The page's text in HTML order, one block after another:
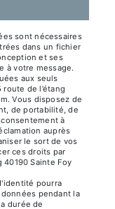
sont nécessaires
dans un fichier
et ses
à votre message.
aux seuls
de l’étang
Vous disposez de
de portabilité, de
à
auprès
le sort de vos
ces droits par
40190 Sainte Foy
pourra
données pendant la
durée de